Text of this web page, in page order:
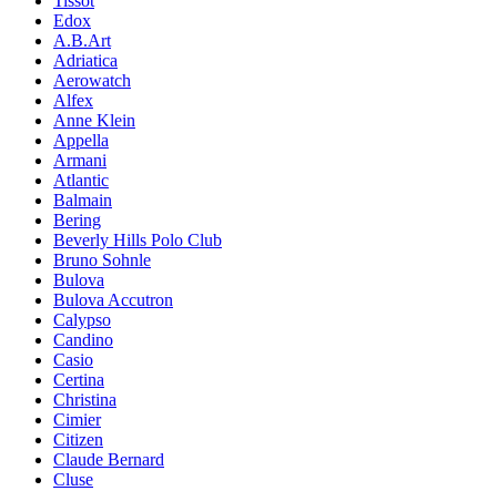
Edox
A.B.Art
Adriatica
Aerowatch
Alfex
Anne Klein
Appella
Armani
Atlantic
Balmain
Bering
Beverly Hills Polo Club
Bruno Sohnle
Bulova
Bulova Accutron
Calypso
Candino
Casio
Certina
Christina
Cimier
Citizen
Claude Bernard
Cluse